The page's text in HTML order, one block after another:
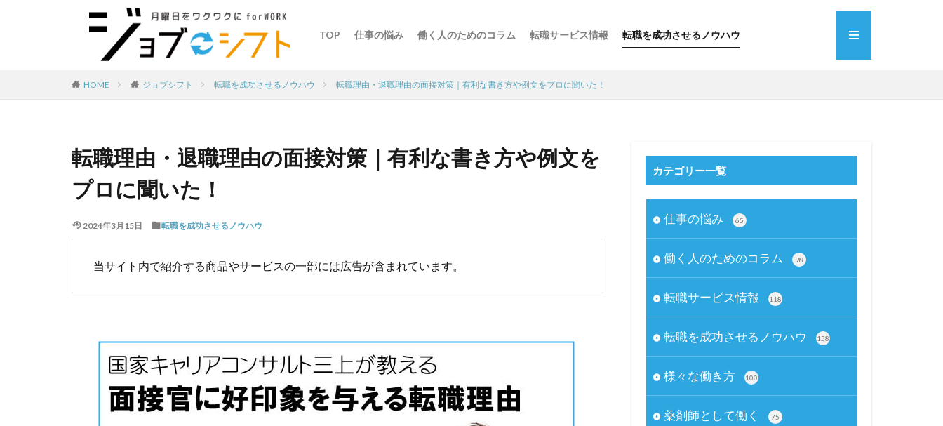
TOP 仕事の悩み 働く人のためのコラム 転職サービス情報 転職を成功させるノウハウ
HOME ジョブシフト 転職を成功させるノウハウ 転職理由・退職理由の面接対策｜有利な書き方や例文をプロに聞いた！
転職理由・退職理由の面接対策｜有利な書き方や例文を
プロに聞いた！
2024年3月15日 転職を成功させるノウハウ
当サイト内で紹介する商品やサービスの一部には広告が含まれています。
カテゴリー一覧
仕事の悩み 65
働く人のためのコラム 98
転職サービス情報 118
転職を成功させるノウハウ 158
様々な働き方 100
薬剤師として働く 75